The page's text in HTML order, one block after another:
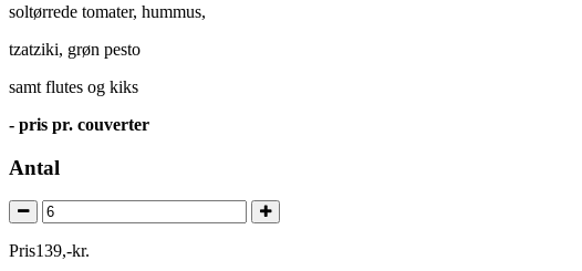
soltørrede tomater, hummus,
tzatziki, grøn pesto
samt flutes og kiks
- pris pr. couverter
Antal
Pris139,-kr.